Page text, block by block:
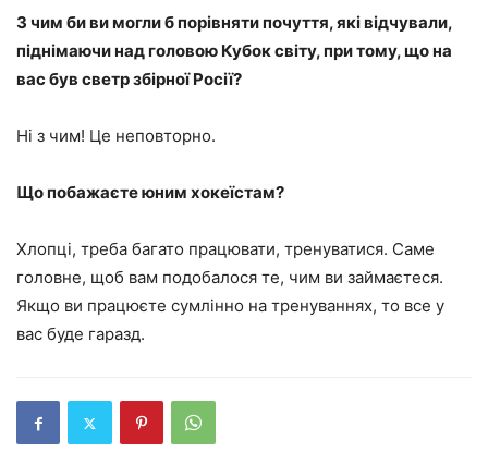
З чим би ви могли б порівняти почуття, які відчували,
піднімаючи над головою Кубок світу, при тому, що на
вас був светр збірної Росії?
Ні з чим! Це неповторно.
Що побажаєте юним хокеїстам?
Хлопці, треба багато працювати, тренуватися. Саме
головне, щоб вам подобалося те, чим ви займаєтеся.
Якщо ви працюєте сумлінно на тренуваннях, то все у
вас буде гаразд.